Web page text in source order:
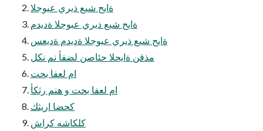
ةايح شيع ذيري عيوجلا
ةايح شيع ذيري عيوجلا ةديدم
ةايح شيع ذيري عيوجلا ةديدم ةديعس
مذقن ةايحلا حئاصن لضفأ نم نكل
ام لعفا بحت
ام لعفا بحت و هنم رثكأ
كحضا اريثك
كلكاشه كراش